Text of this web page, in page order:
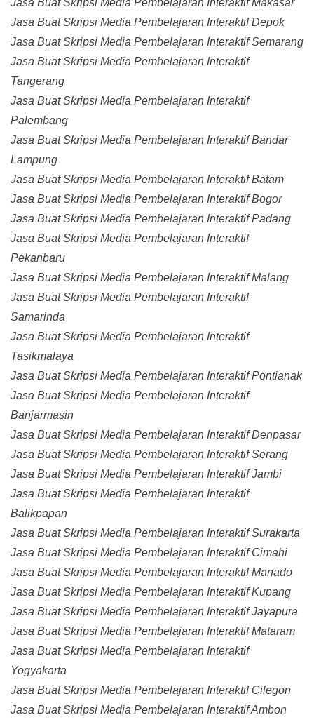
Jasa Buat Skripsi Media Pembelajaran Interaktif Makasar
Jasa Buat Skripsi Media Pembelajaran Interaktif Depok
Jasa Buat Skripsi Media Pembelajaran Interaktif Semarang
Jasa Buat Skripsi Media Pembelajaran Interaktif
Tangerang
Jasa Buat Skripsi Media Pembelajaran Interaktif
Palembang
Jasa Buat Skripsi Media Pembelajaran Interaktif Bandar
Lampung
Jasa Buat Skripsi Media Pembelajaran Interaktif Batam
Jasa Buat Skripsi Media Pembelajaran Interaktif Bogor
Jasa Buat Skripsi Media Pembelajaran Interaktif Padang
Jasa Buat Skripsi Media Pembelajaran Interaktif
Pekanbaru
Jasa Buat Skripsi Media Pembelajaran Interaktif Malang
Jasa Buat Skripsi Media Pembelajaran Interaktif
Samarinda
Jasa Buat Skripsi Media Pembelajaran Interaktif
Tasikmalaya
Jasa Buat Skripsi Media Pembelajaran Interaktif Pontianak
Jasa Buat Skripsi Media Pembelajaran Interaktif
Banjarmasin
Jasa Buat Skripsi Media Pembelajaran Interaktif Denpasar
Jasa Buat Skripsi Media Pembelajaran Interaktif Serang
Jasa Buat Skripsi Media Pembelajaran Interaktif Jambi
Jasa Buat Skripsi Media Pembelajaran Interaktif
Balikpapan
Jasa Buat Skripsi Media Pembelajaran Interaktif Surakarta
Jasa Buat Skripsi Media Pembelajaran Interaktif Cimahi
Jasa Buat Skripsi Media Pembelajaran Interaktif Manado
Jasa Buat Skripsi Media Pembelajaran Interaktif Kupang
Jasa Buat Skripsi Media Pembelajaran Interaktif Jayapura
Jasa Buat Skripsi Media Pembelajaran Interaktif Mataram
Jasa Buat Skripsi Media Pembelajaran Interaktif
Yogyakarta
Jasa Buat Skripsi Media Pembelajaran Interaktif Cilegon
Jasa Buat Skripsi Media Pembelajaran Interaktif Ambon